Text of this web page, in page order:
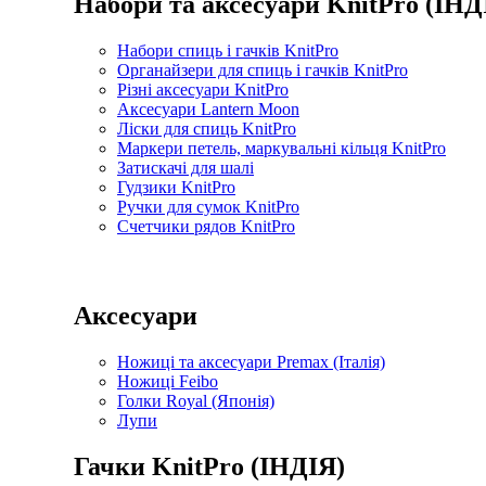
Набори спиць і гачків KnitPro
Органайзери для спиць і гачків KnitPro
Різні аксесуари KnitPro
Аксесуари Lantern Moon
Ліски для спиць KnitPro
Маркери петель, маркувальні кільця KnitPro
Затискачі для шалі
Гудзики KnitPro
Ручки для сумок KnitPro
Счетчики рядов KnitPro
Аксесуари
Ножиці та аксесуари Premax (Італія)
Ножиці Feibo
Голки Royal (Японія)
Лупи
Гачки KnitPro (ІНДІЯ)